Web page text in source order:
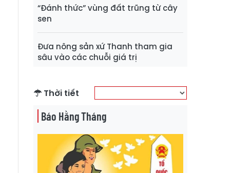
“Đánh thức” vùng đất trũng từ cây
sen
Đưa nông sản xứ Thanh tham gia
sâu vào các chuỗi giá trị
Thời tiết
Báo Hằng Tháng